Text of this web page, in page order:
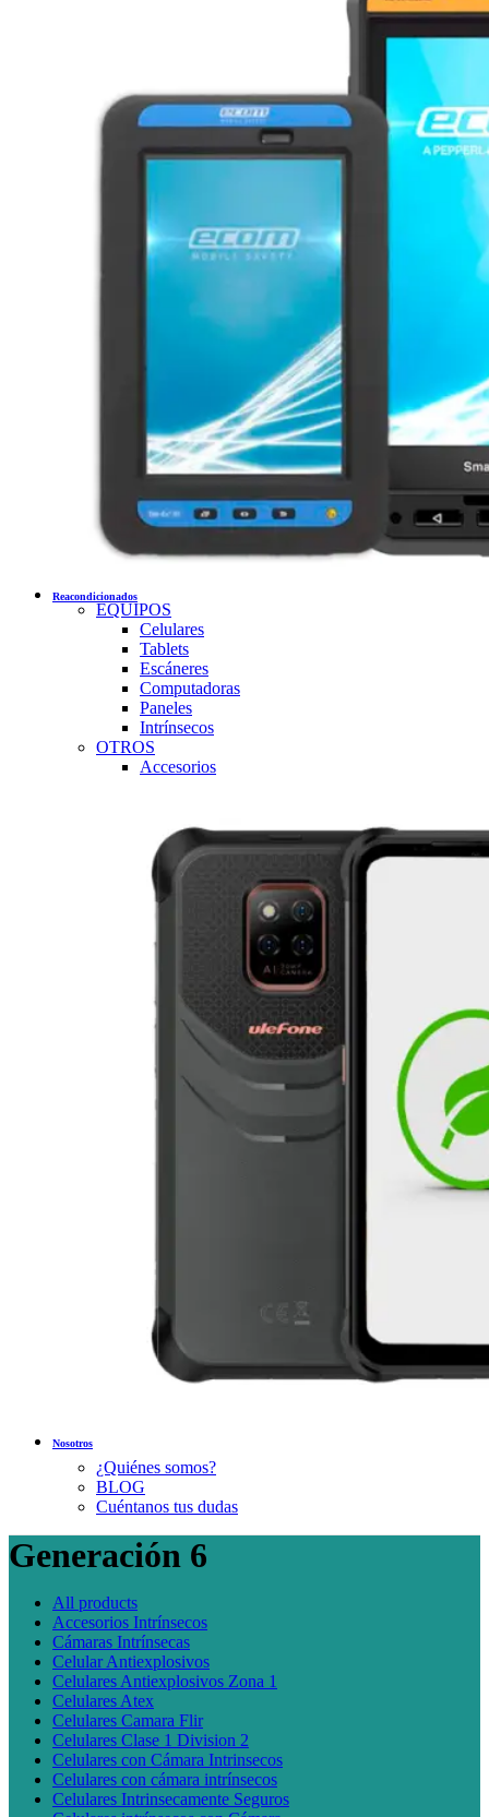
Reacondicionados
EQUIPOS
Celulares
Tablets
Escáneres
Computadoras
Paneles
Intrínsecos
OTROS
Accesorios
Nosotros
¿Quiénes somos?
BLOG
Cuéntanos tus dudas
Generación 6
All products
Accesorios Intrínsecos
Cámaras Intrínsecas
Celular Antiexplosivos
Celulares Antiexplosivos Zona 1
Celulares Atex
Celulares Camara Flir
Celulares Clase 1 Division 2
Celulares con Cámara Intrinsecos
Celulares con cámara intrínsecos
Celulares Intrinsecamente Seguros